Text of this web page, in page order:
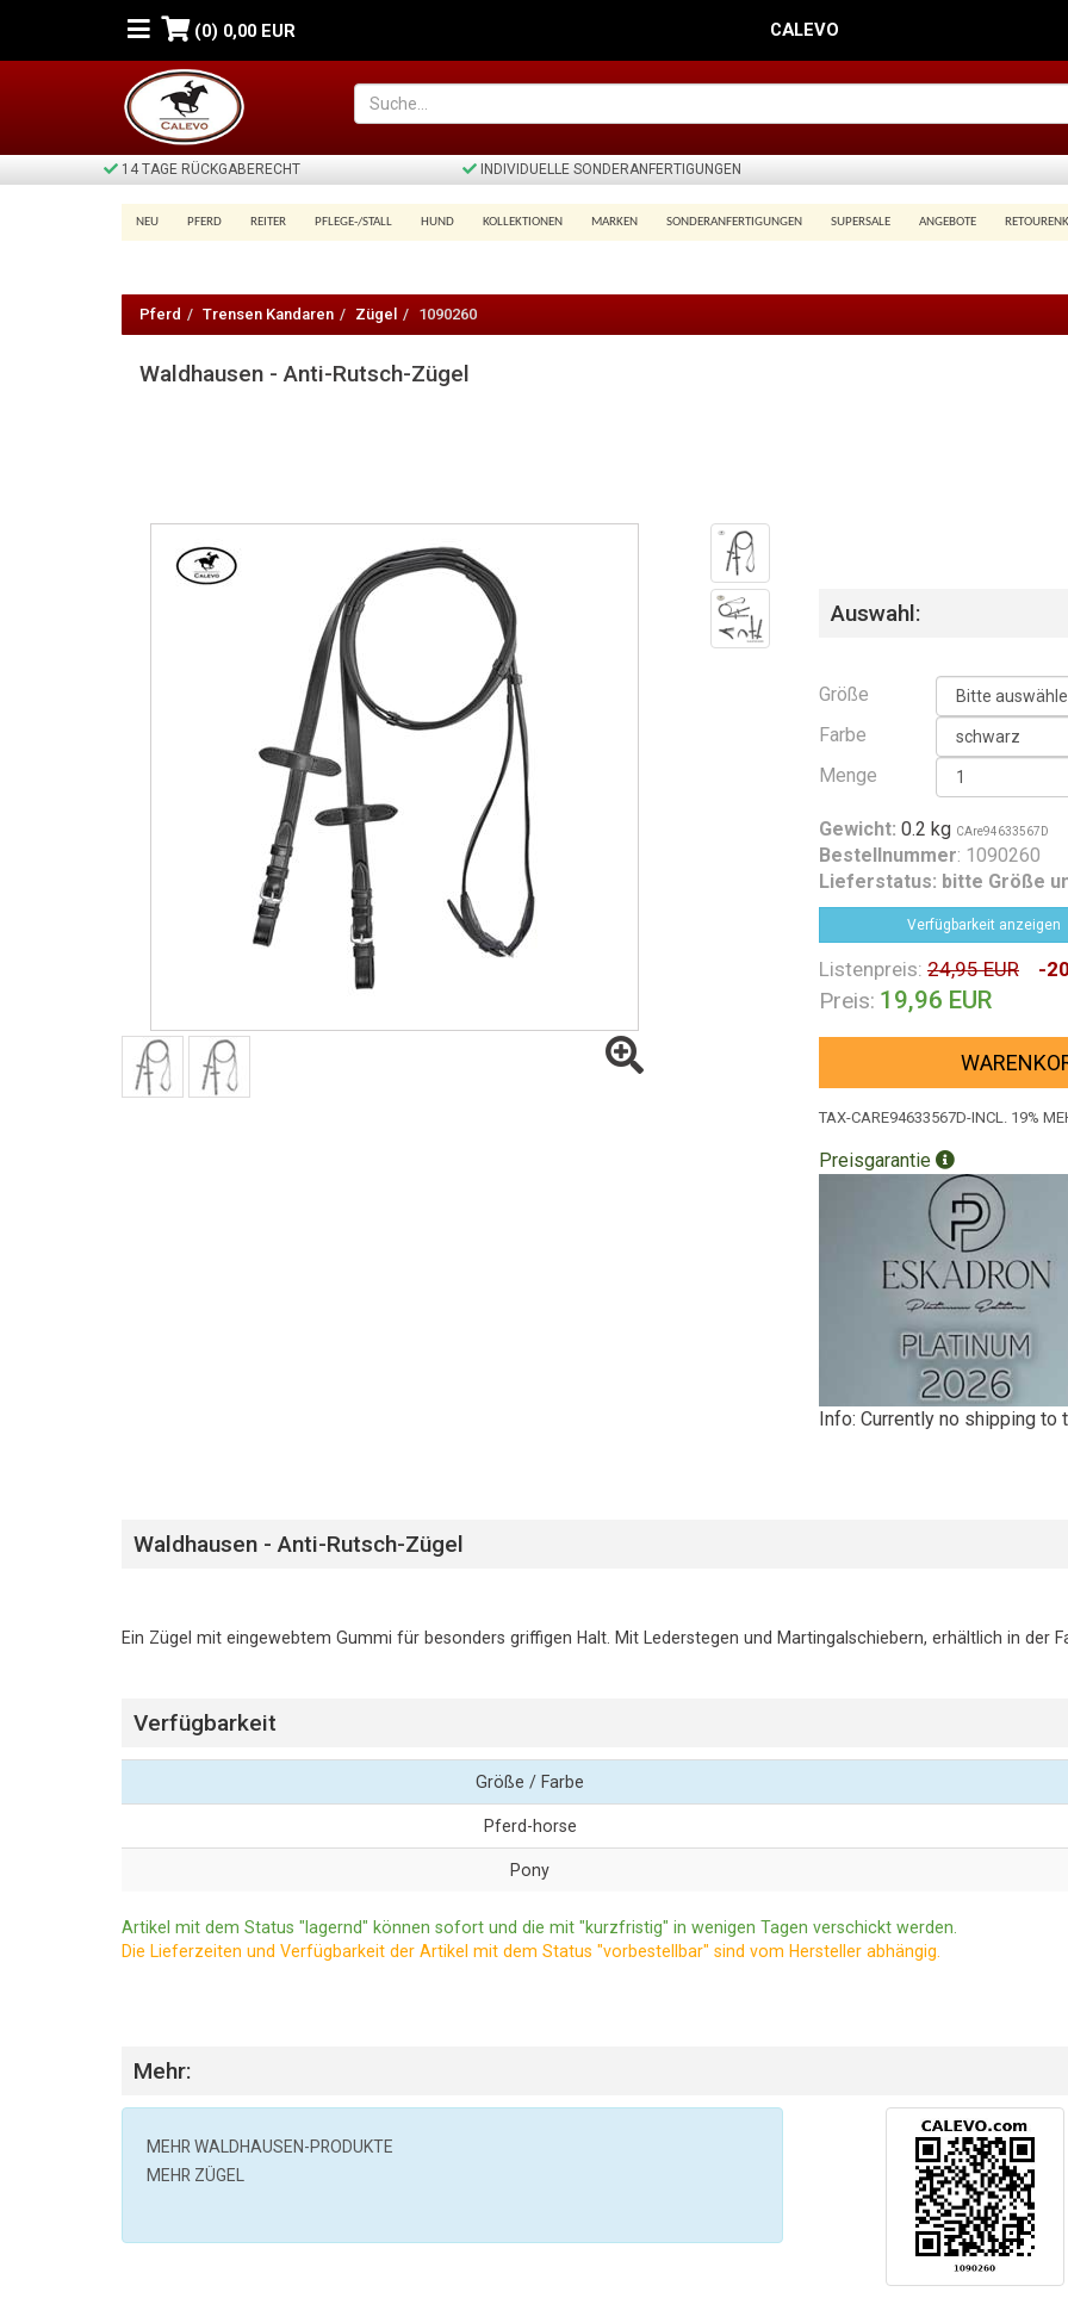
(0) 0,00 EUR CALEVO
14 TAGE RÜCKGABERECHT INDIVIDUELLE SONDERANFERTIGUNGEN
NEU PFERD REITER PFLEGE-/STALL HUND KOLLEKTIONEN MARKEN SONDERANFERTIGUNGEN SUPERSALE ANGEBOTE
Pferd Trensen Kandaren Zügel 1090260
Waldhausen - Anti-Rutsch-Zügel
Auswahl:
Größe
Farbe
Menge
Gewicht: 0.2 kg CAre94633567D
Bestellnummer: 1090260
Lieferstatus: bitte Größe
Verfügbarkeit anzeigen
Listenpreis: 24,95 EUR -
Preis: 19,96 EUR
TAX-CARE94633567D-INCL. 19%
Preisgarantie
Info: Currently no shipping to
Waldhausen - Anti-Rutsch-Zügel
Ein Zügel mit eingewebtem Gummi für besonders griffigen Halt. Mit Lederstegen und Martingalschiebern, erhältlich in der
Verfügbarkeit
Größe / Farbe
Pferd-horse
Pony
Artikel mit dem Status "lagernd" können sofort und die mit "kurzfristig" in wenigen Tagen verschickt werden.
Die Lieferzeiten und Verfügbarkeit der Artikel mit dem Status "vorbestellbar" sind vom Hersteller abhängig.
Mehr:
MEHRWALDHAUSEN-PRODUKTE
MEHR ZÜGEL